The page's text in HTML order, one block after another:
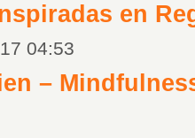
en
04:53
–